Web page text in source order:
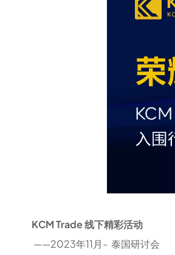
KCM Trade 线下精彩活动
——2023年11月- 泰国研讨会